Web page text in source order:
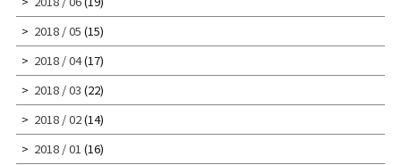
2018 / 05 (15)
2018 / 04(17)
2018 / 03 (22)
2018 / 02(14)
2018 / 01 (16)